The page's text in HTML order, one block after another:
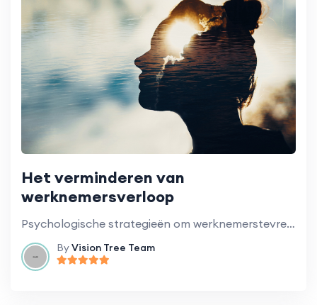
Het verminderen van
werknemersverloop
Psychologische strategieën om werknemerstevredenheid en -retentie te verhogen.
ByVision Tree Team